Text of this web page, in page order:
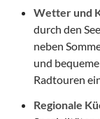
Wetter und
durch den
neben
und
Radtouren
Regionale